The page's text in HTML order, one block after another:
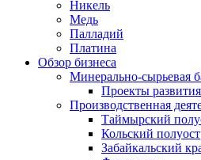
Никель
Медь
Палладий
Платина
Обзор бизнеса
Минерально-сырьевая
Проекты развития
Производственная
Таймырский
Кольский
Забайкальский